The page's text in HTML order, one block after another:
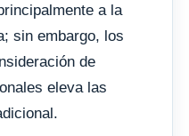
a la
sin embargo, los
de
eleva las